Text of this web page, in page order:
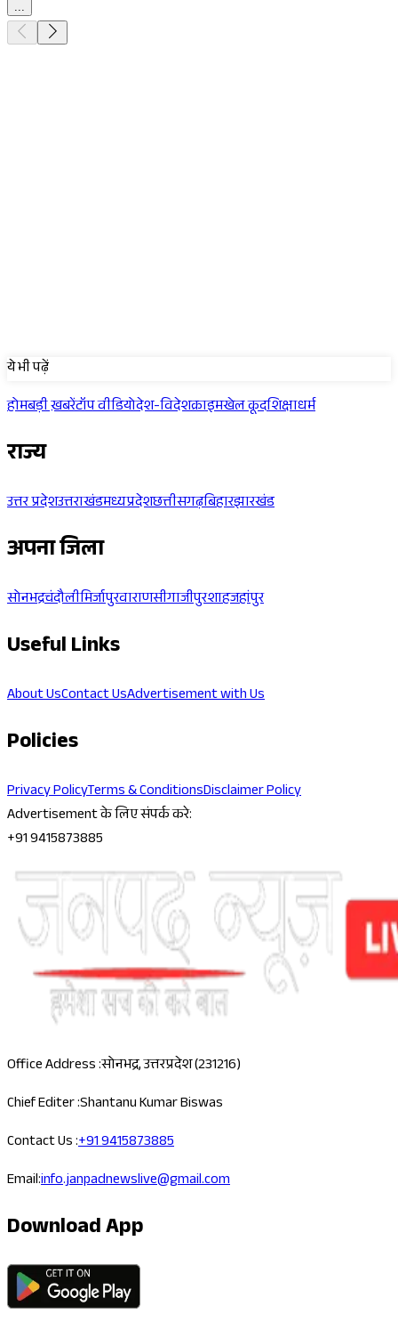
...
ये भी पढ़ें
होमबड़ी ख़बरेंटॉप वीडियोदेश-विदेशक्राइमखेल कूदशिक्षाधर्म
राज्य
उत्तर प्रदेशउत्तराखंडमध्यप्रदेशछत्तीसगढ़बिहारझारखंड
अपना जिला
सोनभद्रचंदौलीमिर्जापुरवाराणसीगाजीपुरशाहजहांपुर
Useful Links
About UsContact UsAdvertisement with Us
Policies
Privacy PolicyTerms & ConditionsDisclaimer Policy
Advertisement के लिए संपर्क करे:
+91 9415873885
Office Address :सोनभद्र, उत्तरप्रदेश (231216)
Chief Editer :Shantanu Kumar Biswas
Contact Us :+91 9415873885
Email:info.janpadnewslive@gmail.com
Download App